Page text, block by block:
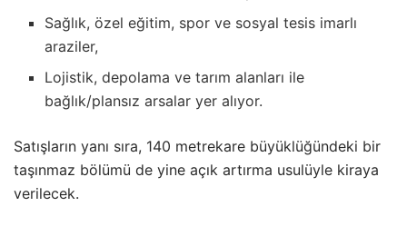
Sağlık, özel eğitim, spor ve sosyal tesis imarlı
araziler,
Lojistik, depolama ve tarım alanları ile
bağlık/plansız arsalar yer alıyor.
Satışların yanı sıra, 140 metrekare büyüklüğündeki bir
taşınmaz bölümü de yine açık artırma usulüyle kiraya
verilecek.